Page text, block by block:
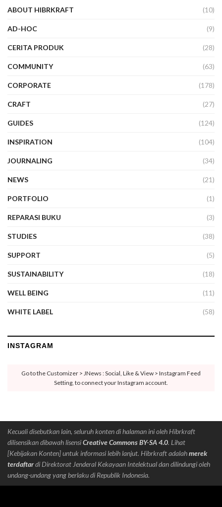
ABOUT HIBRKRAFT (10)
AD-HOC (9)
CERITA PRODUK (28)
COMMUNITY (63)
CORPORATE (178)
CRAFT (27)
GUIDES (124)
INSPIRATION (104)
JOURNALING (34)
NEWS (21)
PORTFOLIO (1)
REPARASI BUKU (3)
STUDIES (38)
SUPPORT (5)
SUSTAINABILITY (18)
WELL BEING (11)
WHITE LABEL (58)
INSTAGRAM
Go to the Customizer > JNews : Social, Like & View > Instagram Feed
Setting, to connect your Instagram account.
Kecuali disebutkan lain, seluruh konten di halaman ini oleh Hibrkraft
dilisensikan dibawah lisensiCreative Commons BY-SA 4.0. Lihat
[Kebijakan Konten] untuk informasi lebih lanjut. Hibrkraft adalahmerek
terdaftardi Direktorat Jenderal Kekayaan Intelektual dan dilindungi oleh
undang-undang yang berlaku di Republik Indonesia.